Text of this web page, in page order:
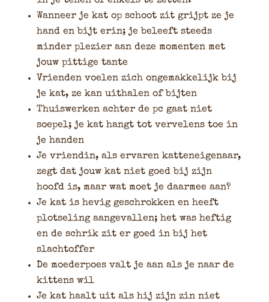
Wanneer je kat op schoot zit grijpt ze je
hand en bijt erin; je beleeft steeds
minder plezier aan deze momenten met
jouw pittige tante
Vrienden voelen zich ongemakkelijk bij
je kat, ze kan uithalen of bijten
Thuiswerken achter de pc gaat niet
soepel; je kat hangt tot vervelens toe in
je handen
Je vriendin, als ervaren katteneigenaar,
zegt dat jouw kat niet goed bij zijn
hoofd is, maar wat moet je daarmee aan?
Je kat is hevig geschrokken en heeft
plotseling aangevallen; het was heftig
en de schrik zit er goed in bij het
slachtoffer
De moederpoes valt je aan als je naar de
kittens wil
Je kat haalt uit als hij zijn zin niet